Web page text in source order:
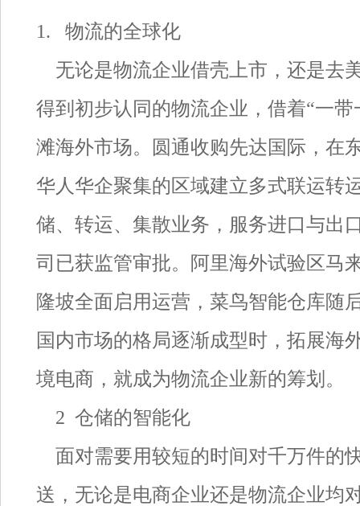
1. 物流的全球化
无论是物流企业借壳上市，还是去
得到初步认同的物流企业，借着“一
滩海外市场。圆通收购先达国际，在
华人华企聚集的区域建立多式联运转
储、转运、集散业务，服务进口与出
司已获监管审批。阿里海外试验区马
隆坡全面启用运营，菜鸟智能仓库随
国内市场的格局逐渐成型时，拓展海
境电商，就成为物流企业新的筹划。
2 仓储的智能化
面对需要用较短的时间对千万件的
送，无论是电商企业还是物流企业均